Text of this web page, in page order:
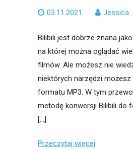
03.11.2021 Jessica
Bilibili jest dobrze znana
na której można oglądać
filmów. Ale możesz nie
niektórych narzędzi możesz
formatu MP3. W tym
metodę konwersji Bilibili do
[…]
Przeczytaj więcej